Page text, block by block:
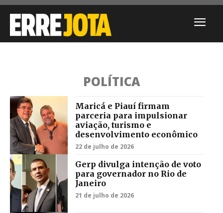
POLÍTICA
Maricá e Piauí firmam
parceria para impulsionar
aviação, turismo e
desenvolvimento econômico
22 de julho de 2026
Gerp divulga intenção de voto
para governador no Rio de
Janeiro
21 de julho de 2026